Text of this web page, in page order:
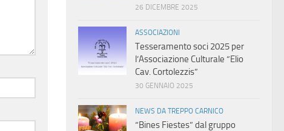
26 DICEMBRE 2025
ASSOCIAZIONI
Tesseramento soci 2025 per
l’Associazione Culturale “Elio
Cav. Cortolezzis”
30 GENNAIO 2025
NEWS DA TREPPO CARNICO
“Bines Fiestes” dal gruppo